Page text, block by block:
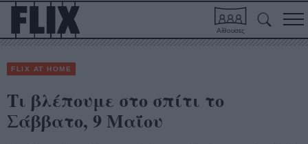
Αίθουσες
FLIX AT HOME
Τι βλέπουμε στο σπίτι τo
Σάββατο, 9 Μαΐου